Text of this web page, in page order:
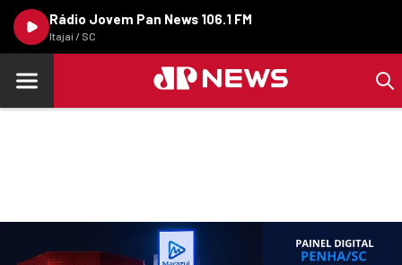
Rádio Jovem Pan News 106.1 FM
Itajaí / SC